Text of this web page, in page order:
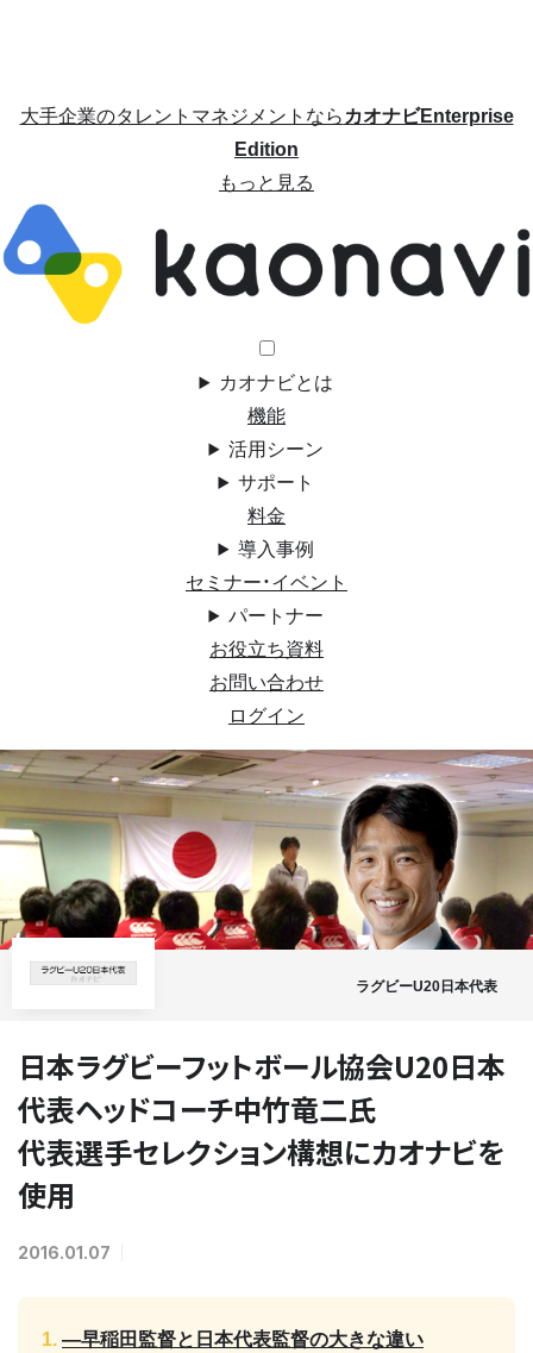
大手企業のタレントマネジメントならカオナビEnterprise
Edition
もっと見る
カオナビとは
機能
活用シーン
サポート
料金
導入事例
セミナー・イベント
パートナー
お役立ち資料
お問い合わせ
ログイン
ラグビーU20日本代表
日本ラグビーフットボール協会U20日本
代表ヘッドコーチ中竹竜二氏
代表選手セレクション構想にカオナビを
使用
2016.01.07
—早稲田監督と日本代表監督の大きな違い